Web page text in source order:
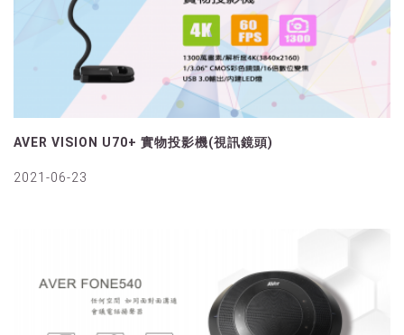
AVER VISION U70+ 實物投影機(視訊鏡頭)
2021-06-23